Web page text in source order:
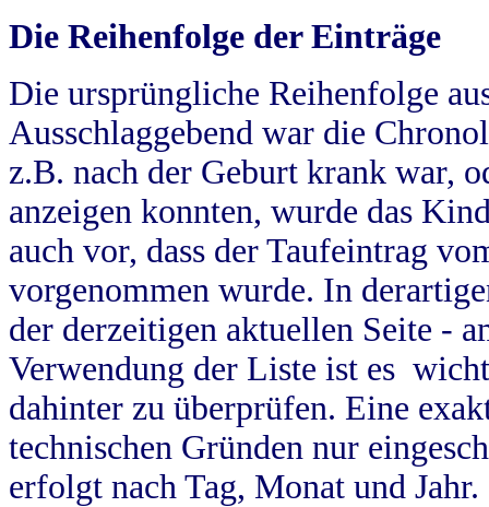
Die Reihenfolge der Einträge
Die ursprüngliche Reihenfolge
Ausschlaggebend war die
z.B. nach der Geburt krank war,
anzeigen konnten, wurde das
auch vor, dass der Taufeintrag
vorgenommen wurde. In
der derzeitigen aktuellen Seite -
Verwendung der Liste ist es
dahinter zu überprüfen. Eine
technischen Gründen nur
erfolgt nach Tag, Monat und Jahr.